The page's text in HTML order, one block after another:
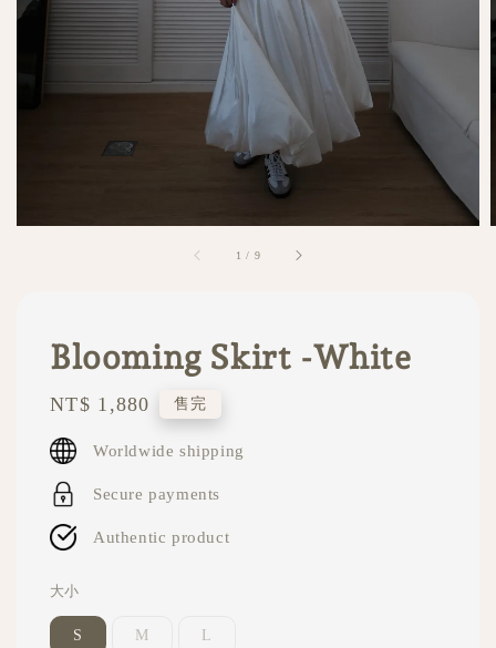
1 / 9
Blooming Skirt -White
Regular
price
NT$ 1,880 售完
Worldwide shipping
Secure payments
Authentic product
大小
S M L